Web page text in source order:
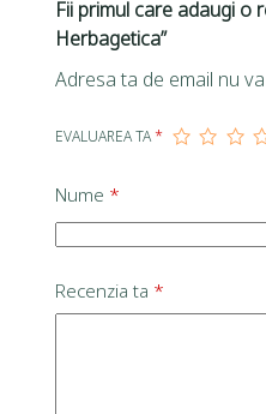
Fii primul care adaugi o
Herbagetica”
Adresa ta de email nu
EVALUAREA TA*
Nume *
Recenzia ta *